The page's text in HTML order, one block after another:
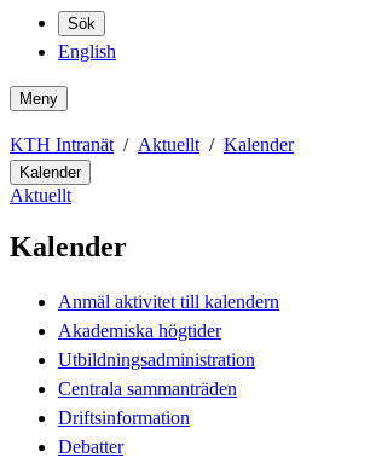
Sök
English
Meny
KTH Intranät Aktuellt Kalender
Kalender
Aktuellt
Kalender
Anmäl aktivitet till kalendern
Akademiska högtider
Utbildningsadministration
Centrala sammanträden
Driftsinformation
Debatter